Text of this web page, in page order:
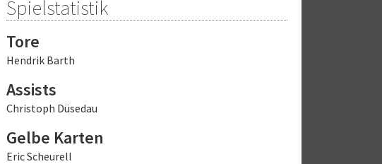
Spielstatistik
Tore
Hendrik Barth
Assists
Christoph Düsedau
Gelbe Karten
Eric Scheurell